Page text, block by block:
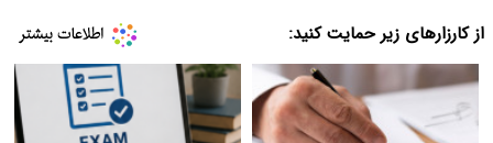
از کارزارهای زیر حمایت کنید: